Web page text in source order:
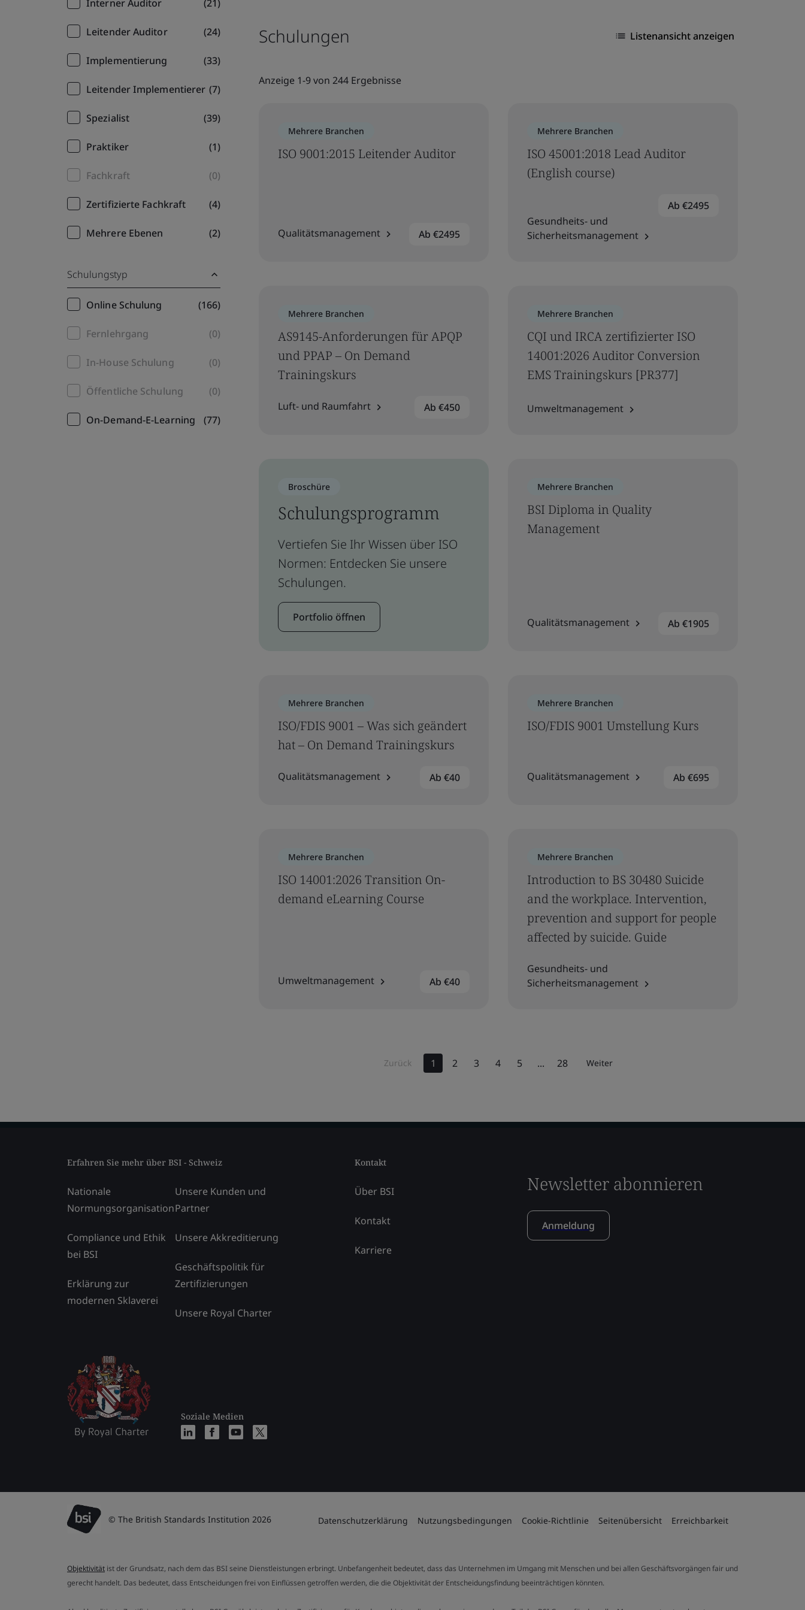
Interner Auditor (21)
Leitender Auditor (24)
Implementierung (33)
Leitender Implementierer (7)
Spezialist (39)
Praktiker (1)
Fachkraft (0)
Zertifizierte Fachkraft (4)
Mehrere Ebenen (2)
Schulungstyp
Training
filter
Online Schulung (166)
Fernlehrgang (0)
In-House Schulung (0)
Öffentliche Schulung (0)
On-Demand-E-Learning (77)
Schulungen Listenansicht anzeigen
Anzeige 1-9 von 244 Ergebnisse
Mehrere Branchen
ISO 9001:2015 Leitender Auditor
Qualitätsmanagement Ab €2495
Mehrere Branchen
ISO 45001:2018 Lead Auditor
(English course)
Gesundheits- und
Sicherheitsmanagement
Ab €2495
Mehrere Branchen
AS9145-Anforderungen für APQP
und PPAP – On Demand
Trainingskurs
Luft- und Raumfahrt Ab €450
Mehrere Branchen
CQI und IRCA zertifizierter ISO
14001:2026 Auditor Conversion
EMS Trainingskurs [PR377]
Umweltmanagement
Broschüre
Schulungsprogramm
Vertiefen Sie Ihr Wissen über ISO
Normen: Entdecken Sie unsere
Schulungen.
Portfolio öffnen
Mehrere Branchen
BSI Diploma in Quality
Management
Qualitätsmanagement Ab €1905
Mehrere Branchen
ISO/FDIS 9001 – Was sich geändert
hat – On Demand Trainingskurs
Qualitätsmanagement Ab €40
Mehrere Branchen
ISO/FDIS 9001 Umstellung Kurs
Qualitätsmanagement Ab €695
Mehrere Branchen
ISO 14001:2026 Transition On-
demand eLearning Course
Umweltmanagement Ab €40
Mehrere Branchen
Introduction to BS 30480 Suicide
and the workplace. Intervention,
prevention and support for people
affected by suicide. Guide
Gesundheits- und
Sicherheitsmanagement
Zurück 1 2 3 4 5 ... 28 Weiter
Erfahren Sie mehr über BSI - Schweiz
Nationale
Normungsorganisation
Compliance und Ethik
bei BSI
Erklärung zur
modernen Sklaverei
Unsere Kunden und
Partner
Unsere Akkreditierung
Geschäftspolitik für
Zertifizierungen
Unsere Royal Charter
Soziale Medien
Kontakt
Über BSI
Kontakt
Karriere
Newsletter abonnieren
Anmeldung
© The British Standards Institution 2026 Datenschutzerklärung Nutzungsbedingungen Cookie-Richtlinie Seitenübersicht Erreichbarkeit
Objektivität ist der Grundsatz, nach dem das BSI seine Dienstleistungen erbringt. Unbefangenheit bedeutet, dass das Unternehmen im Umgang mit Menschen und bei allen Geschäftsvorgängen fair und
gerecht handelt. Das bedeutet, dass Entscheidungen frei von Einflüssen getroffen werden, die die Objektivität der Entscheidungsfindung beeinträchtigen könnten.